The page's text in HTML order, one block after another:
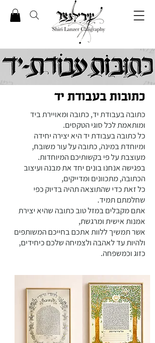
כתובות בעבודת יד
כתובה בעבודת יד, כתובה ומאויירת ביד
ומותאמת לכל סוגי הטקסים.
כל כתובה בעבודת יד היא יצירה יחידה
ומיוחדת במינה, כתובה על עור משובח,
מעוצבת על פי בקשותיכם המיוחדות.
בפגישה אנחנו בונים יחד את מבנה ועיצוב
הכתובה, מתכוונים ומדייקים,
כל זאת כדי שהתוצאה תהיה בדיוק כפי
שחלמתם תמיד.
אתם מקבלים במזל טוב כתובה שהיא יצירת
אמנות אישית ומרגשת,
אשר תמשיך ללוות אתכם בחייכם המשותפים
ולהיות עד לאהבה ולצמיחה שלכם כיחידים,
כזוג וכמשפחה.